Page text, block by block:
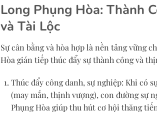
Long Phụng Hòa: Thành
và Tài Lộc
Sự cân bằng và hòa hợp là nền tảng vững
Hòa gián tiếp thúc đẩy sự thành công và
Thúc đẩy công danh, sự nghiệp: Khi có
(may mắn, thịnh vượng), con đường sự
Phụng Hòa giúp thu hút cơ hội thăng